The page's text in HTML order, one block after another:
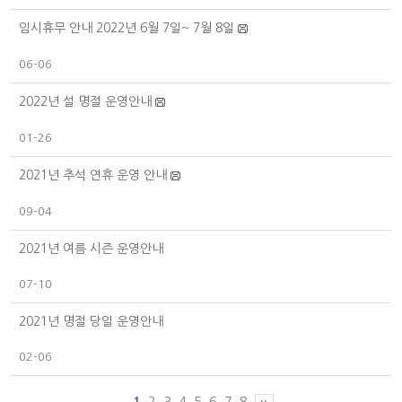
임시휴무 안내 2022년 6월 7일~ 7월 8일
06-06
2022년 설 명절 운영안내
01-26
2021년 추석 연휴 운영 안내
09-04
2021년 여름 시즌 운영안내
07-10
2021년 명절 당일 운영안내
02-06